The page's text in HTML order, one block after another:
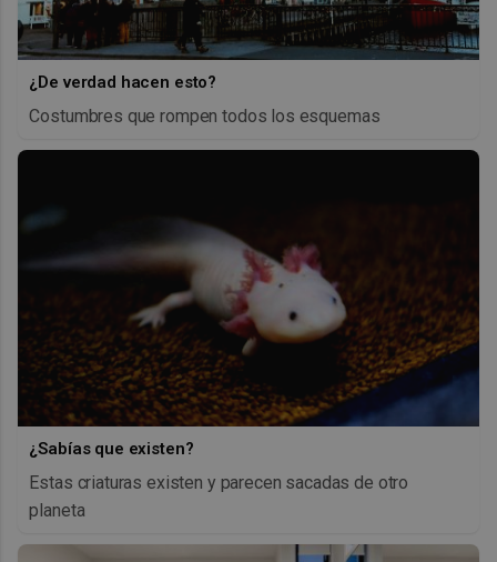
¿De verdad hacen esto?
Costumbres que rompen todos los esquemas
¿Sabías que existen?
Estas criaturas existen y parecen sacadas de otro
planeta